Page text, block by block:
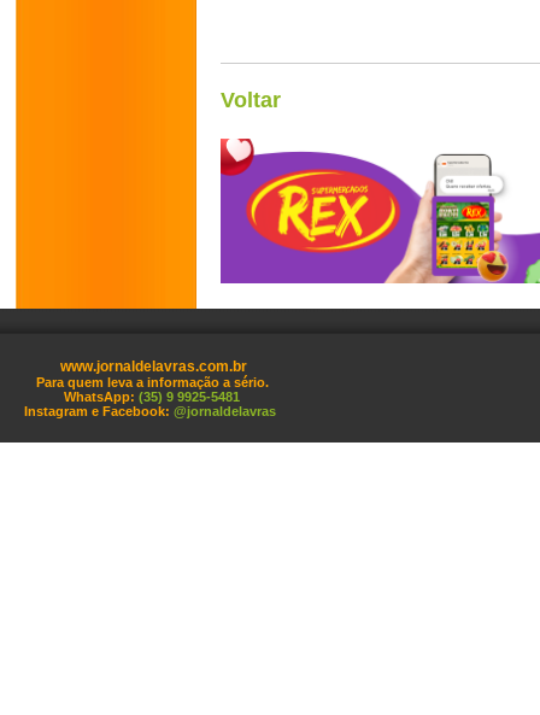
Voltar
www.jornaldelavras.com.br
Para quem leva a informação a sério.
WhatsApp: (35) 9 9925-5481
Instagram e Facebook: @jornaldelavras